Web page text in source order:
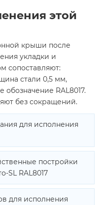
этой
крыши после
укладки и
сопоставляют:
стали 0,5 мм,
обозначение RAL8017.
без сокращений.
для исполнения
постройки
SL RAL8017
для исполнения